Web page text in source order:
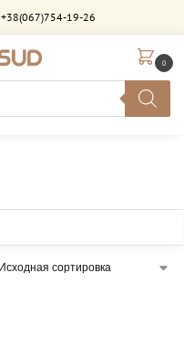
+38(067)754-19-26
0